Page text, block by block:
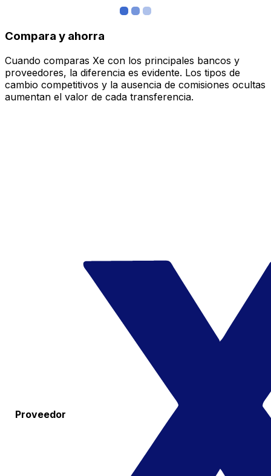
Compara y ahorra
Cuando comparas Xe con los principales bancos y
proveedores, la diferencia es evidente. Los tipos de
cambio competitivos y la ausencia de comisiones ocultas
aumentan el valor de cada transferencia.
Proveedor